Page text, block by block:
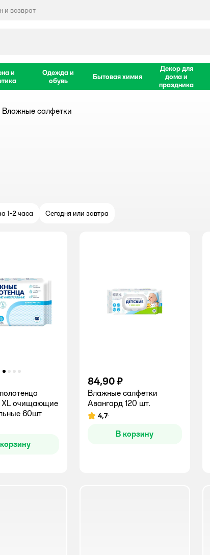
и возврат
и
Одежда и
обувь
Бытовая химия
Декор для
дома и
праздника
Влажные салфетки
1-2 часа Сегодня или завтра
XL очищающие
60шт
84,90 ₽
Влажные салфетки
Авангард 120 шт.
Рейтинг:
4,7
В корзину